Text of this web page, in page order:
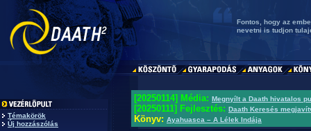
Fontos, hogy az
nevetni is tudjon
Témakörök
Új hozzászólás
[20250114] Média: Megnyílt a Daath hivatalos
[20250111] Fejlesztés: Daath Keresés
Könyv: Ayahuasca – A Lélek Indája